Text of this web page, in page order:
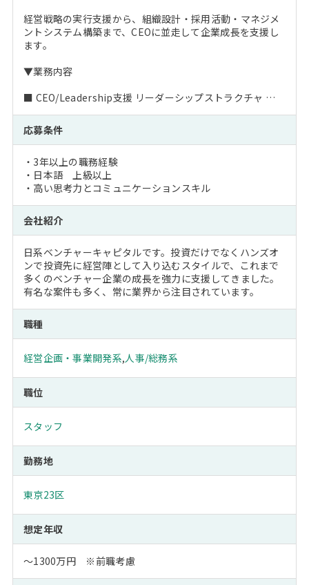
経営戦略の実行支援から、組織設計・採用活動・マネジメ
ントシステム構築まで、CEOに並走して企業成長を支援し
ます。
▼業務内容
■ CEO/Leadership支援 リーダーシップストラクチャ …
応募条件
・3年以上の職務経験
・日本語 上級以上
・高い思考力とコミュニケーションスキル
会社紹介
日系ベンチャーキャピタルです。投資だけでなくハンズオ
ンで投資先に経営陣として入り込むスタイルで、これまで
多くのベンチャー企業の成長を強力に支援してきました。
有名な案件も多く、常に業界から注目されています。
職種
経営企画・事業開発系,人事/総務系
職位
スタッフ
勤務地
東京23区
想定年収
～1300万円 ※前職考慮